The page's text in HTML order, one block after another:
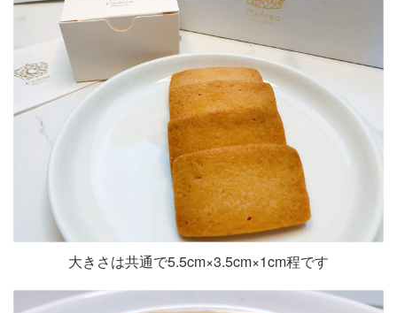
大きさは共通で5.5cm×3.5cm×1cm程です